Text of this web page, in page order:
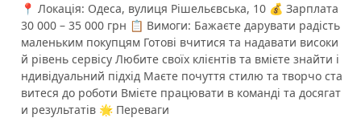
📍 Локація: Одеса, вулиця Рішельєвська, 10 💰 Зарплата
30 000 – 35 000 грн 📋 Вимоги: Бажаєте дарувати радість
маленьким покупцям Готові вчитися та надавати високи
й рівень сервісу Любите своїх клієнтів та вмієте знайти і
ндивідуальний підхід Маєте почуття стилю та творчо ста
витеся до роботи Вмієте працювати в команді та досягат
и результатів 🌟 Переваги